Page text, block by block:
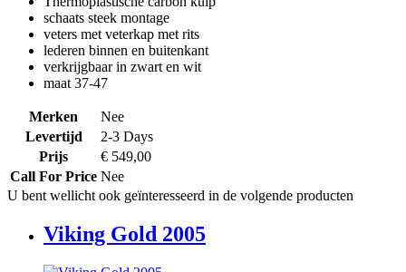
schaats steek montage
veters met veterkap met rits
lederen binnen en buitenkant
verkrijgbaar in zwart en wit
maat 37-47
Merken
Nee
Levertijd
2-3 Days
Prijs
€ 549,00
Call For Price Nee
U bent wellicht ook geïnteresseerd in de volgende producten
Viking Gold 2005